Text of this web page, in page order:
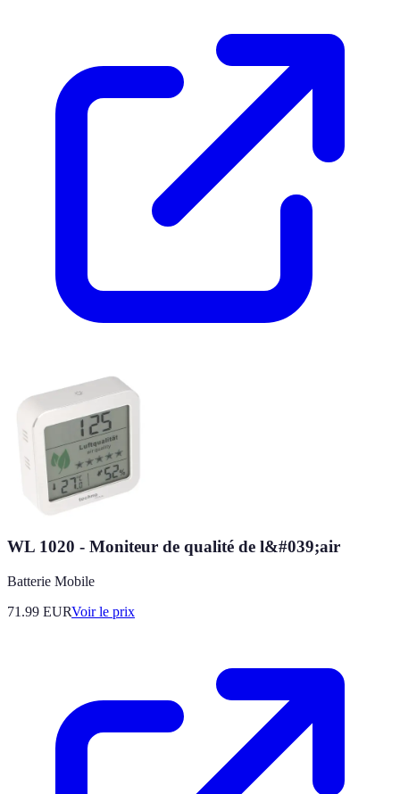
WL 1020 - Moniteur de qualité de l&#039;air
Batterie Mobile
71.99 EURVoir le prix